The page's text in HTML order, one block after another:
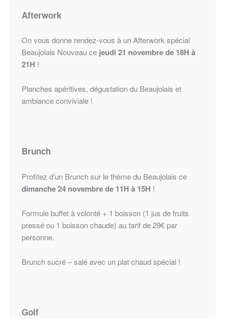
Afterwork
On vous donne rendez-vous à un Afterwork spécial
Beaujolais Nouveau ce jeudi 21 novembre de 18H à
21H !
Planches apéritives, dégustation du Beaujolais et
ambiance conviviale !
Brunch
Profitez d’un Brunch sur le thème du Beaujolais ce
dimanche 24 novembre de 11H à 15H !
Formule buffet à volonté + 1 boisson (1 jus de fruits
pressé ou 1 boisson chaude) au tarif de 29€ par
personne.
Brunch sucré – salé avec un plat chaud spécial !
Golf